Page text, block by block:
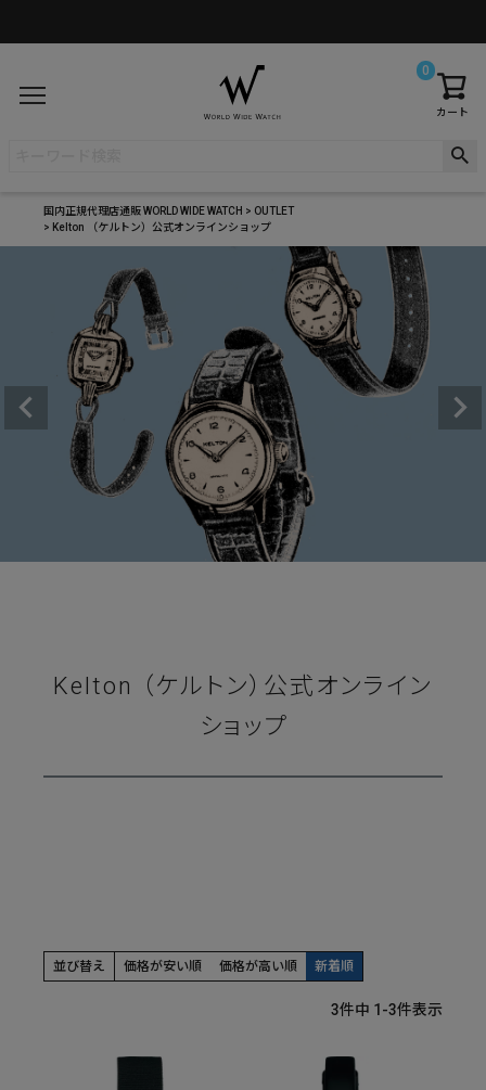
カート
0
国内正規代理店通販 WORLD WIDE WATCH
OUTLET
Kelton （ケルトン）公式オンラインショップ
Kelton （ケルトン）公式オンライン
ショップ
並び替え 価格が安い順 価格が高い順 新着順
3件中 1-3件表示